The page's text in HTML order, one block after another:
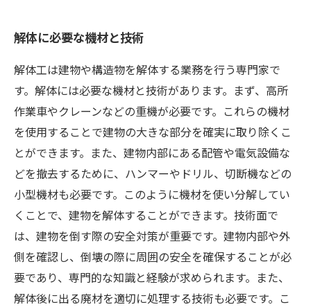
解体に必要な機材と技術
解体工は建物や構造物を解体する業務を行う専門家で
す。解体には必要な機材と技術があります。まず、高所
作業車やクレーンなどの重機が必要です。これらの機材
を使用することで建物の大きな部分を確実に取り除くこ
とができます。また、建物内部にある配管や電気設備な
どを撤去するために、ハンマーやドリル、切断機などの
小型機材も必要です。このように機材を使い分解してい
くことで、建物を解体することができます。技術面で
は、建物を倒す際の安全対策が重要です。建物内部や外
側を確認し、倒壊の際に周囲の安全を確保することが必
要であり、専門的な知識と経験が求められます。また、
解体後に出る廃材を適切に処理する技術も必要です。こ